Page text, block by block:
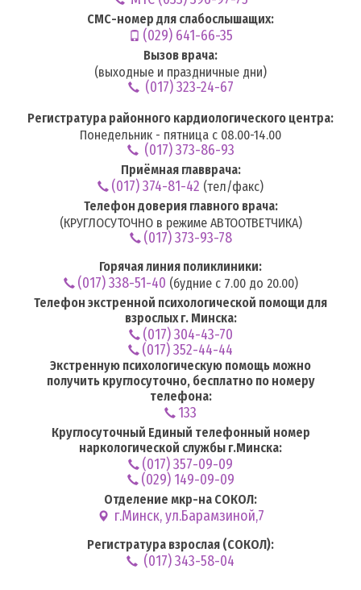
СМС-номер для слабослышащих:
(029) 641-66-35
Вызов врача:
(выходные и праздничные дни)
(017) 323-24-67
Регистратура районного кардиологического центра:
Понедельник - пятница с 08.00-14.00
(017) 373-86-93
Приёмная главврача:
(017) 374-81-42 (тел/факс)
Телефон доверия главного врача:
(КРУГЛОСУТОЧНО в режиме АВТООТВЕТЧИКА)
(017) 373-93-78
Горячая линия поликлиники:
(017) 338-51-40 (будние с 7.00 до 20.00)
Телефон экстренной психологической помощи для
взрослых г. Минска:
(017) 304-43-70
(017) 352-44-44
Экстренную психологическую помощь можно
получить круглосуточно, бесплатно по номеру
телефона:
133
Круглосуточный Единый телефонный номер
наркологической службы г.Минска:
(017) 357-09-09
(029) 149-09-09
Отделение мкр-на СОКОЛ:
г.Минск, ул.Барамзиной,7
Регистратура взрослая (СОКОЛ):
(017) 343-58-04